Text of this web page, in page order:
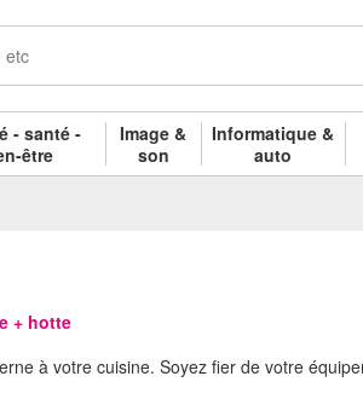
- santé -
être
Image &
son
Informatique &
auto
+ hotte
à votre cuisine. Soyez fier de votre